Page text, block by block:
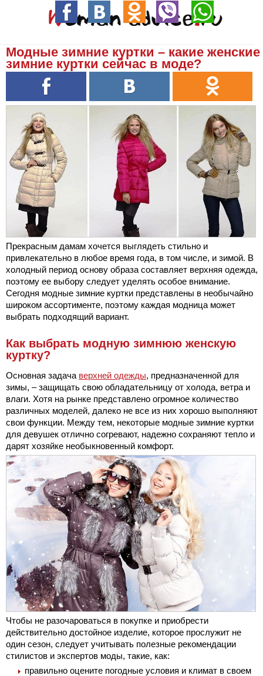
Модные зимние куртки – какие женские
зимние куртки сейчас в моде?
Прекрасным дамам хочется выглядеть стильно и
привлекательно в любое время года, в том числе, и зимой. В
холодный период основу образа составляет верхняя одежда,
поэтому ее выбору следует уделять особое внимание.
Сегодня модные зимние куртки представлены в необычайно
широком ассортименте, поэтому каждая модница может
выбрать подходящий вариант.
Как выбрать модную зимнюю женскую
куртку?
Основная задача верхней одежды, предназначенной для
зимы, – защищать свою обладательницу от холода, ветра и
влаги. Хотя на рынке представлено огромное количество
различных моделей, далеко не все из них хорошо выполняют
свои функции. Между тем, некоторые модные зимние куртки
для девушек отлично согревают, надежно сохраняют тепло и
дарят хозяйке необыкновенный комфорт.
Чтобы не разочароваться в покупке и приобрести
действительно достойное изделие, которое прослужит не
один сезон, следует учитывать полезные рекомендации
стилистов и экспертов моды, такие, как:
правильно оцените погодные условия и климат в своем